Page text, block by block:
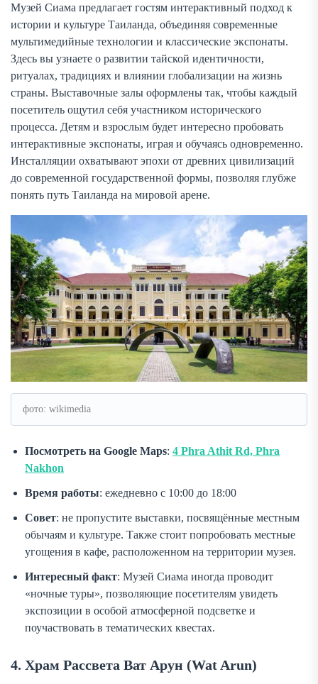
Музей Сиама предлагает гостям интерактивный подход к
истории и культуре Таиланда, объединяя современные
мультимедийные технологии и классические экспонаты.
Здесь вы узнаете о развитии тайской идентичности,
ритуалах, традициях и влиянии глобализации на жизнь
страны. Выставочные залы оформлены так, чтобы каждый
посетитель ощутил себя участником исторического
процесса. Детям и взрослым будет интересно пробовать
интерактивные экспонаты, играя и обучаясь одновременно.
Инсталляции охватывают эпохи от древних цивилизаций
до современной государственной формы, позволяя глубже
понять путь Таиланда на мировой арене.
фото: wikimedia
Посмотреть на Google Maps: 4 Phra Athit Rd, Phra
Nakhon
Время работы: ежедневно с 10:00 до 18:00
Совет: не пропустите выставки, посвящённые местным
обычаям и культуре. Также стоит попробовать местные
угощения в кафе, расположенном на территории музея.
Интересный факт: Музей Сиама иногда проводит
«ночные туры», позволяющие посетителям увидеть
экспозиции в особой атмосферной подсветке и
поучаствовать в тематических квестах.
4. Храм Рассвета Ват Арун (Wat Arun)